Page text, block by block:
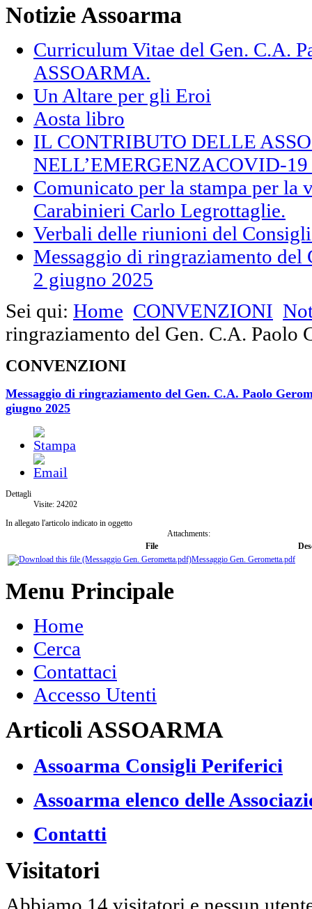
Notizie Assoarma
Curriculum Vitae del Gen. C.A.
ASSOARMA.
Un Altare per gli Eroi
Aosta libro
IL CONTRIBUTO DELLE
NELL’EMERGENZACOVID-19
Comunicato per la stampa per la
Carabinieri Carlo Legrottaglie.
Verbali delle riunioni del
Messaggio di ringraziamento del
2 giugno 2025
Sei qui: Home CONVENZIONI
ringraziamento del Gen. C.A. Paolo
CONVENZIONI
Messaggio di ringraziamento del Gen. C.A. Paolo
giugno 2025
Dettagli
Visite: 24202
In allegato l'articolo indicato in oggetto
Attachments:
File
Messaggio Gen. Gerometta.pdf
Menu Principale
Home
Cerca
Contattaci
Accesso Utenti
Articoli ASSOARMA
Assoarma Consigli Periferici
Assoarma elenco delle
Contatti
Visitatori